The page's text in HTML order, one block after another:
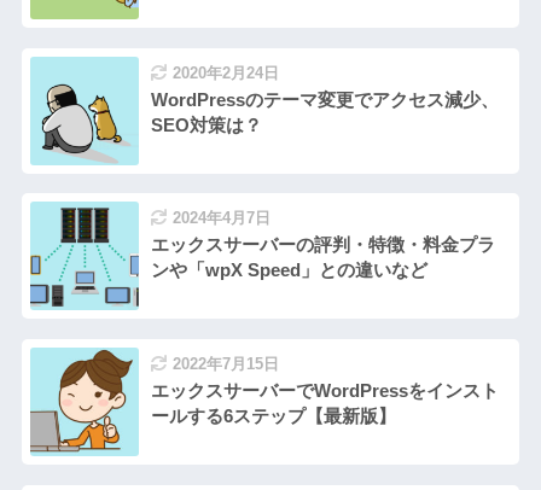
2020年2月24日
WordPressのテーマ変更でアクセス減少、
SEO対策は？
2024年4月7日
エックスサーバーの評判・特徴・料金プラ
ンや「wpX Speed」との違いなど
2022年7月15日
エックスサーバーでWordPressをインスト
ールする6ステップ【最新版】